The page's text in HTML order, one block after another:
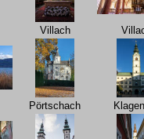
Villach
Pörtschach